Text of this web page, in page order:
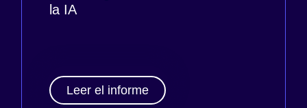
la IA
Leer el informe